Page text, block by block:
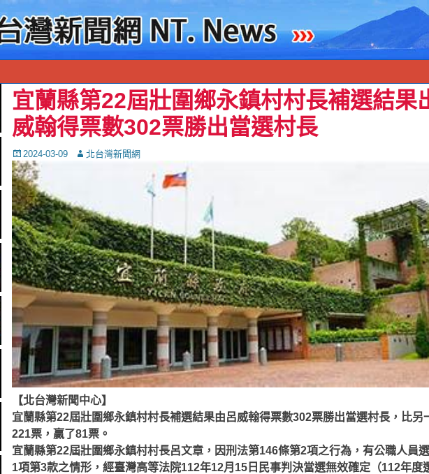
宜蘭縣第22屆壯圍鄉永鎮村村長補選結果
威翰得票數302票勝出當選村長
Posted
on
2024-03-09 Autor北台灣新聞網
【北台灣新聞中心】
宜蘭縣第22屆壯圍鄉永鎮村村長補選結果由呂威翰得票數302票勝出當選村長，比另
221票，贏了81票。
宜蘭縣第22屆壯圍鄉永鎮村村長呂文章，因刑法第146條第2項之行為，有公職人員
1項第3款之情形，經臺灣高等法院112年12月 15日民事判決當選無效確定（112年度